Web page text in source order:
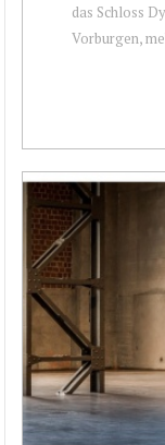
das Schloss
Vorburgen,